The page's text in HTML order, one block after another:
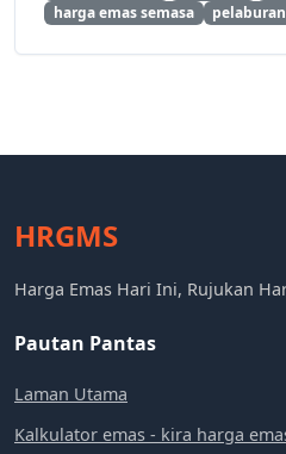
harga emas semasa
HRGMS
Harga Emas Hari Ini, Rujukan
Pautan Pantas
Laman Utama
Kalkulator emas - kira harga